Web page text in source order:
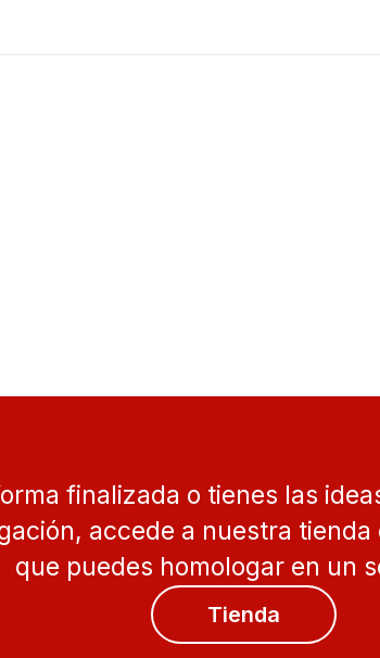
finalizada o tienes las
accede a nuestra
que puedes homologar en un
Tienda